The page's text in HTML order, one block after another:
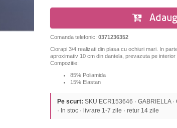
Comanda telefonic: 0371236352
Ciorapi 3/4 realizati din plasa cu ochiuri mari. In
aproximativ 10 cm din dantela, prevazuta pe interior
Compozitie:
85% Poliamida
15% Elastan
Pe scurt: SKU ECR153646 · GABRIELLA
· In stoc · livrare 1-7 zile · retur 14 zile